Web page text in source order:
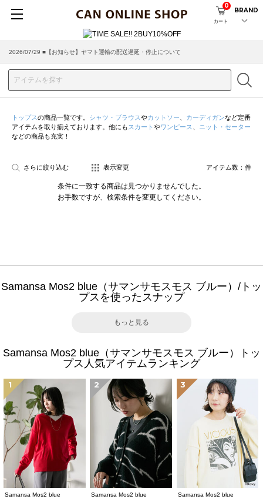
カート
0
BRAND
2026/07/29 ■【お知らせ】ヤマト運輸の配送遅延・停止について
2026/03/18 ■店舗受け取りサービスのご案内
トップスの商品一覧です。 シャツ・ブラウスやカットソー カーディガンなど定番
アイテムを取り揃えております。他にも スカート やワンピース
ニット・セーター
などの商品も充実！
さらに絞り込む 表示変更 アイテム数： 件
条件に一致する商品は見つかりませんでした。
お手数ですが、検索条件を変更してください。
Samansa Mos2 blue（サマンサモスモス ブルー）/トッ
プスを使ったスナップ
もっと見る
Samansa Mos2 blue（サマンサモスモス ブルー）トッ
プス人気アイテムランキング
1
Samansa Mos2 blue
2
Samansa Mos2 blue
3
Samansa Mos2 blue